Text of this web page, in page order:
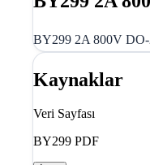
BY299 2A 800V DO-
Kaynaklar
Veri Sayfası
BY299 PDF